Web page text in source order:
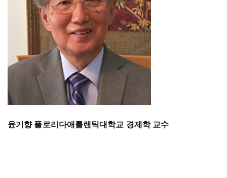
윤기향 플로리다애틀랜틱대학교 경제학 교수